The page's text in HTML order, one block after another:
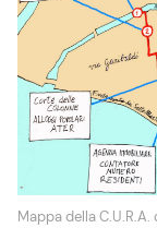
Mappa della